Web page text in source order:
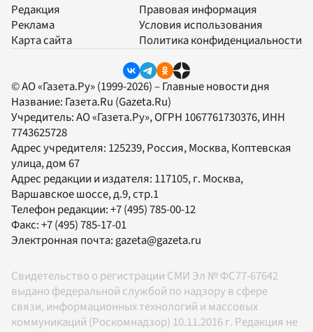
Редакция
Реклама
Карта сайта
Правовая информация
Условия использования
Политика конфиденциальности
© АО «Газета.Ру» (1999-2026) – Главные новости дня
Название: Газета.Ru (Gazeta.Ru)
Учредитель:АО «Газета.Ру», ОГРН 1067761730376, ИНН
7743625728
Адрес учредителя: 125239, Россия, Москва, Коптевская
улица, дом 67
Адрес редакции и издателя: 117105, г. Москва,
Варшавское шоссе, д.9, стр.1
Телефон редакции:+7 (495) 785-00-12
Факс:+7 (495) 785-17-01
Электронная почта:gazeta@gazeta.ru
Свидетельство о регистрации СМИ Эл № ФС77-67642
выдано федеральной службой по надзору в сфере
связи, информационных технологий и массовых
коммуникаций (Роскомнадзор) 10.11.2016 г. Редакция не